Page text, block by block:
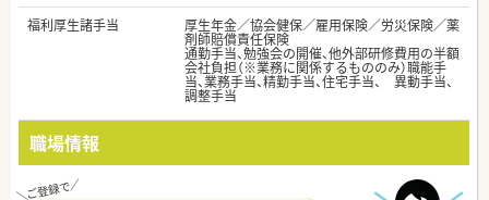
福利厚生諸手当
厚生年金／協会健保／雇用保険／労災保険／薬
剤師賠償責任保険
通勤手当、勉強会の開催、他外部研修費用の半額
会社負担（※業務に関係するもののみ）職能手
当、業務手当、精勤手当、住宅手当、 異動手当、
調整手当
職場情報